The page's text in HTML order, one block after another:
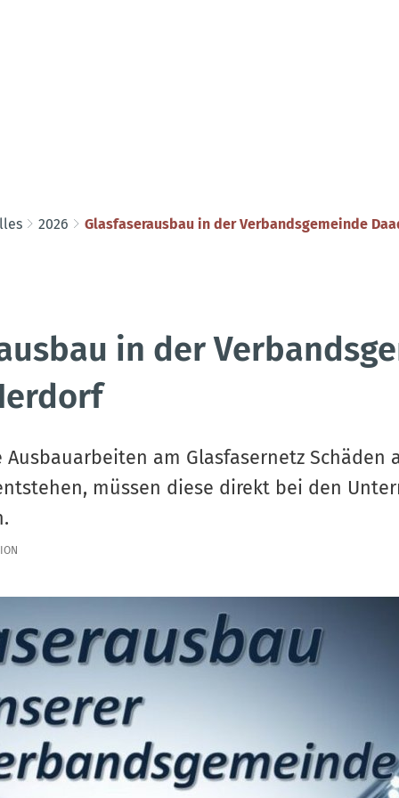
2026 Glasfaserausbau in der Verbandsgemeinde
in der
am Glasfasernetz Schäden
müssen diese direkt bei den